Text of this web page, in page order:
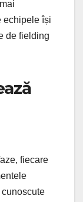
echipele își
de fielding
fiecare